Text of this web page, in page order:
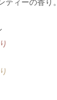
ティーの香り。